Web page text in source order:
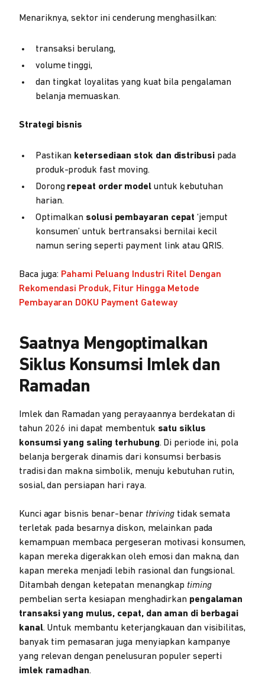
Menariknya, sektor ini cenderung menghasilkan:
transaksi berulang,
volume tinggi,
dan tingkat loyalitas yang kuat bila pengalaman
belanja memuaskan.
Strategi bisnis
Pastikan ketersediaan stok dan distribusipada
produk-produk fast moving.
Dorong repeat order model untuk kebutuhan
harian.
Optimalkan solusi pembayaran cepat ‘jemput
konsumen’ untuk bertransaksi bernilai kecil
namun sering seperti payment link atau QRIS.
Baca juga: Pahami Peluang Industri Ritel Dengan
Rekomendasi Produk, Fitur Hingga Metode
Pembayaran DOKU Payment Gateway
Saatnya Mengoptimalkan
Siklus Konsumsi Imlek dan
Ramadan
Imlek dan Ramadan yang perayaannya berdekatan di
tahun 2026 ini dapat membentuk satu siklus
konsumsi yang saling terhubung. Di periode ini, pola
belanja bergerak dinamis dari konsumsi berbasis
tradisi dan makna simbolik, menuju kebutuhan rutin,
sosial, dan persiapan hari raya.
Kunci agar bisnis benar-benar thrivingtidak semata
terletak pada besarnya diskon, melainkan pada
kemampuan membaca pergeseran motivasi konsumen,
kapan mereka digerakkan oleh emosi dan makna, dan
kapan mereka menjadi lebih rasional dan fungsional.
Ditambah dengan ketepatan menangkap timing
pembelian serta kesiapan menghadirkan pengalaman
transaksi yang mulus, cepat, dan aman di berbagai
kanal. Untuk membantu keterjangkauan dan visibilitas,
banyak tim pemasaran juga menyiapkan kampanye
yang relevan dengan penelusuran populer seperti
imlek ramadhan.